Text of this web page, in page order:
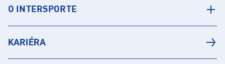
O INTERSPORTE
KARIÉRA